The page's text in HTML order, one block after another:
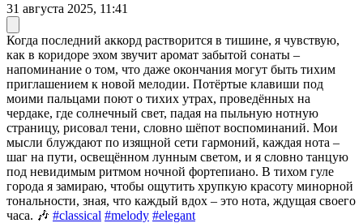
31 августа 2025, 11:41
Когда последний аккорд растворится в тишине, я чувствую,
как в коридоре эхом звучит аромат забытой сонаты –
напоминание о том, что даже окончания могут быть тихим
приглашением к новой мелодии. Потёртые клавиши под
моими пальцами поют о тихих утрах, проведённых на
чердаке, где солнечный свет, падая на пыльную нотную
страницу, рисовал тени, словно шёпот воспоминаний. Мои
мысли блуждают по изящной сети гармоний, каждая нота –
шаг на пути, освещённом лунным светом, и я словно танцую
под невидимым ритмом ночной фортепиано. В тихом гуле
города я замираю, чтобы ощутить хрупкую красоту минорной
тональности, зная, что каждый вдох – это нота, ждущая своего
часа. 🎶 #classical #melody #elegant